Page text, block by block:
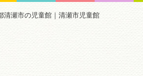
清瀬市の児童館｜清瀬市児童館